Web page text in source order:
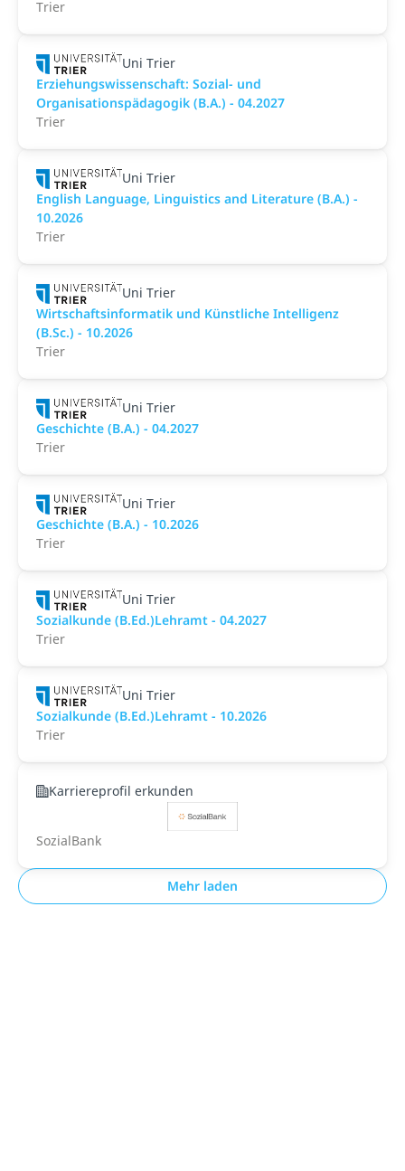
Trier
Uni Trier
Erziehungswissenschaft: Sozial- und
Organisationspädagogik (B.A.) - 04.2027
Trier
Uni Trier
English Language, Linguistics and Literature (B.A.) -
10.2026
Trier
Uni Trier
Wirtschaftsinformatik und Künstliche Intelligenz
(B.Sc.) - 10.2026
Trier
Uni Trier
Geschichte (B.A.) - 04.2027
Trier
Uni Trier
Geschichte (B.A.) - 10.2026
Trier
Uni Trier
Sozialkunde (B.Ed.)Lehramt - 04.2027
Trier
Uni Trier
Sozialkunde (B.Ed.)Lehramt - 10.2026
Trier
Karriereprofil erkunden
SozialBank
Mehr laden